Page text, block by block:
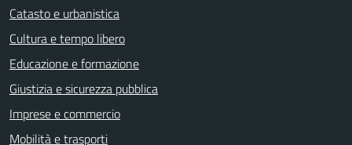
Catasto e urbanistica
Cultura e tempo libero
Educazione e formazione
Giustizia e sicurezza pubblica
Imprese e commercio
Mobilità e trasporti